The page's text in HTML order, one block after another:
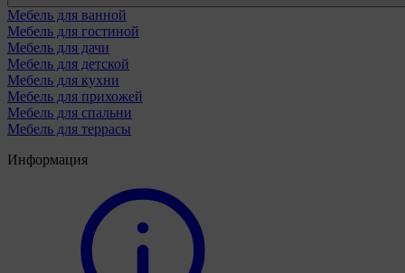
Мебель для ванной
Мебель для гостиной
Мебель для дачи
Мебель для детской
Мебель для кухни
Мебель для прихожей
Мебель для спальни
Мебель для террасы
Информация